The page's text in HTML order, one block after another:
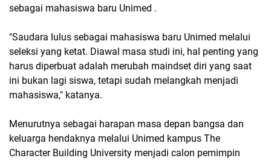
sebagai mahasiswa baru Unimed .
"Saudara lulus sebagai mahasiswa baru Unimed melalui
seleksi yang ketat. Diawal masa studi ini, hal penting yang
harus diperbuat adalah merubah maindset diri yang saat
ini bukan lagi siswa, tetapi sudah melangkah menjadi
mahasiswa," katanya.
Menurutnya sebagai harapan masa depan bangsa dan
keluarga hendaknya melalui Unimed kampus The
Character Building University menjadi calon pemimpin